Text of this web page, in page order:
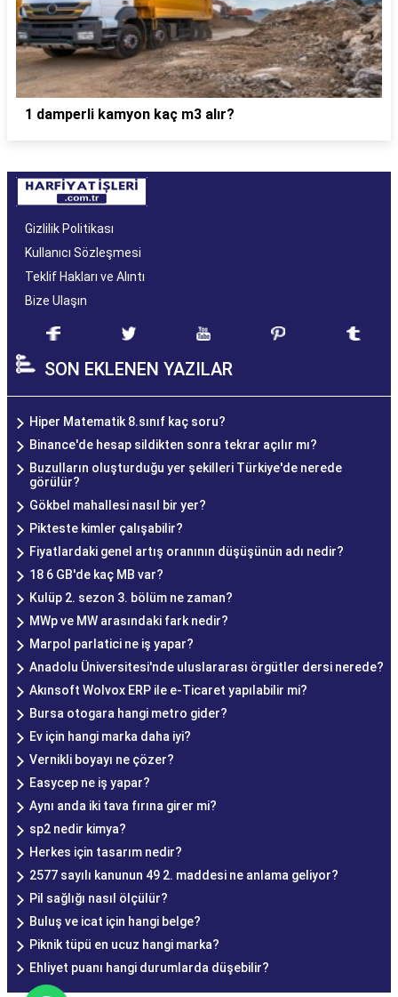
1 damperli kamyon kaç m3 alır?
Gizlilik Politikası
Kullanıcı Sözleşmesi
Teklif Hakları ve Alıntı
Bize Ulaşın
SON EKLENEN YAZILAR
Hiper Matematik 8.sınıf kaç soru?
Binance'de hesap sildikten sonra tekrar açılır mı?
Buzulların oluşturduğu yer şekilleri Türkiye'de nerede
görülür?
Gökbel mahallesi nasıl bir yer?
Pikteste kimler çalışabilir?
Fiyatlardaki genel artış oranının düşüşünün adı nedir?
18 6 GB'de kaç MB var?
Kulüp 2. sezon 3. bölüm ne zaman?
MWp ve MW arasındaki fark nedir?
Marpol parlatici ne iş yapar?
Anadolu Üniversitesi'nde uluslararası örgütler dersi nerede?
Akınsoft Wolvox ERP ile e-Ticaret yapılabilir mi?
Bursa otogara hangi metro gider?
Ev için hangi marka daha iyi?
Vernikli boyayı ne çözer?
Easycep ne iş yapar?
Aynı anda iki tava fırına girer mi?
sp2 nedir kimya?
Herkes için tasarım nedir?
2577 sayılı kanunun 49 2. maddesi ne anlama geliyor?
Pil sağlığı nasıl ölçülür?
Buluş ve icat için hangi belge?
Piknik tüpü en ucuz hangi marka?
Ehliyet puanı hangi durumlarda düşebilir?